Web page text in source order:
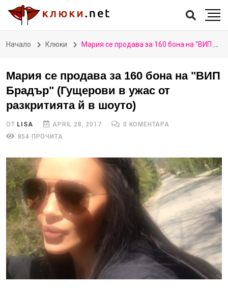
Начало Клюки Мария се продава за 160 бона на "ВИП Брадър" (Гущерови в ужас от разкритията й в шоуто)
Мария се продава за 160 бона на "ВИП
Брадър" (Гущерови в ужас от
разкритията й в шоуто)
ОТ LISA APRIL 28, 2017
0 КОМЕНТАРА
854 ПРОЧИТА